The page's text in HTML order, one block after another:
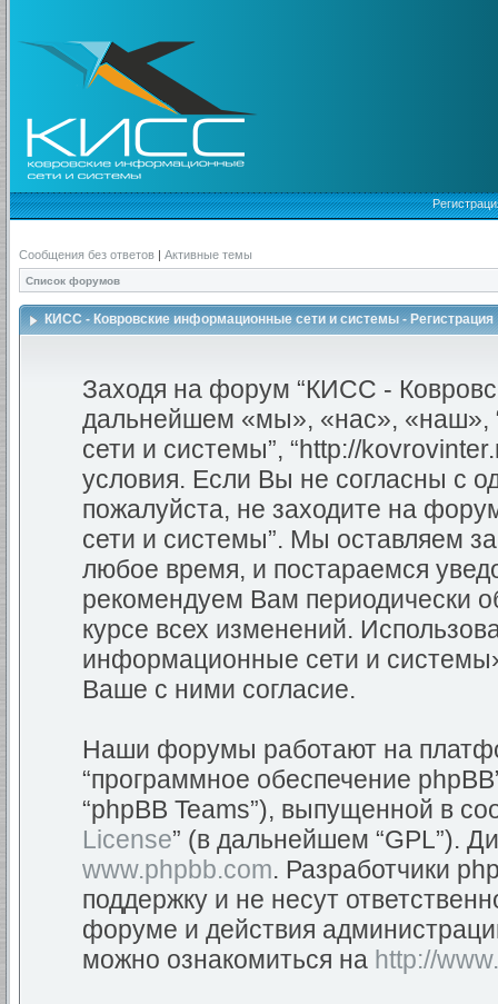
Сообщения без ответов | Активные темы
Список форумов
КИСС - Ковровские информационные сети и системы - Регистрация
Заходя на форум “КИСС -
дальнейшем «мы», «нас»,
сети и системы”, “http://
условия. Если Вы не согласны с
пожалуйста, не заходите на
сети и системы”. Мы оставляем
любое время, и постараемся
рекомендуем Вам периодически
курсе всех изменений.
информационные сети и
Ваше с ними согласие.
Наши форумы работают на
“программное обеспечение
“phpBB Teams”), выпущенной в
License” (в дальнейшем “GPL”).
www.phpbb.com. Разработчики
поддержку и не несут
форуме и действия
можно ознакомиться на http://